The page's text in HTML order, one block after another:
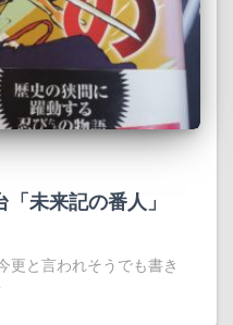
未来記の番人」
更と言われそうでも書き